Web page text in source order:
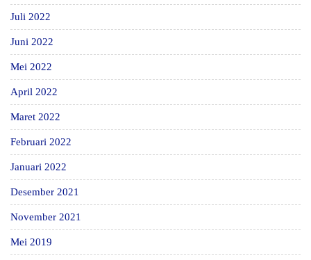
Juli 2022
Juni 2022
Mei 2022
April 2022
Maret 2022
Februari 2022
Januari 2022
Desember 2021
November 2021
Mei 2019